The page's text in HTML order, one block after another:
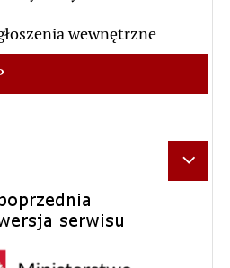
wewnętrzne